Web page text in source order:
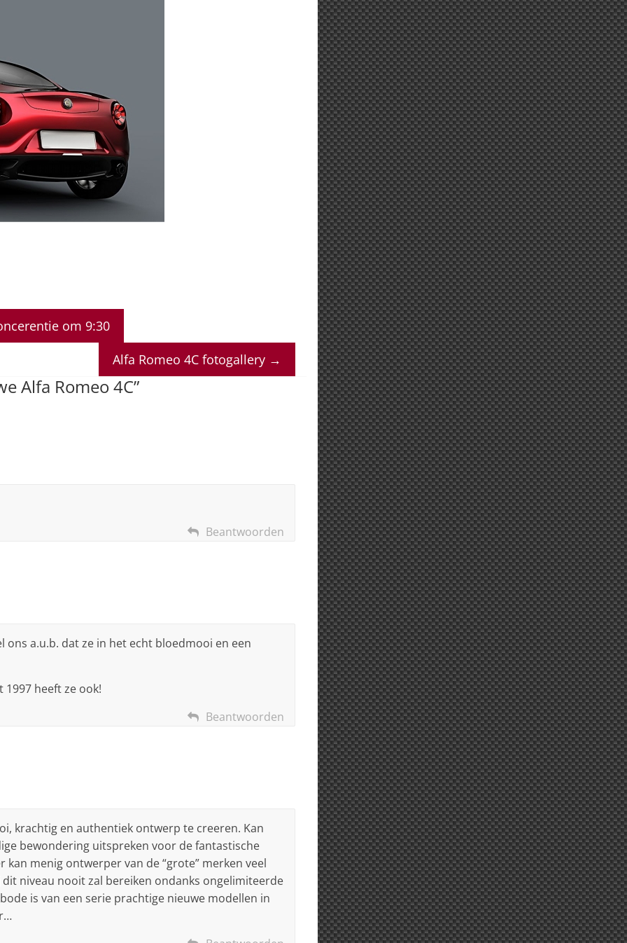
om 9:30
Alfa Romeo 4C fotogallery →
Alfa Romeo 4C”
Beantwoorden
ons a.u.b. dat ze in het echt bloedmooi en een
1997 heeft ze ook!
Beantwoorden
krachtig en authentiek ontwerp te creeren. Kan
bewondering uitspreken voor de fantastische
menig ontwerper van de “grote” merken veel
niveau nooit zal bereiken ondanks ongelimiteerde
is van een serie prachtige nieuwe modellen in